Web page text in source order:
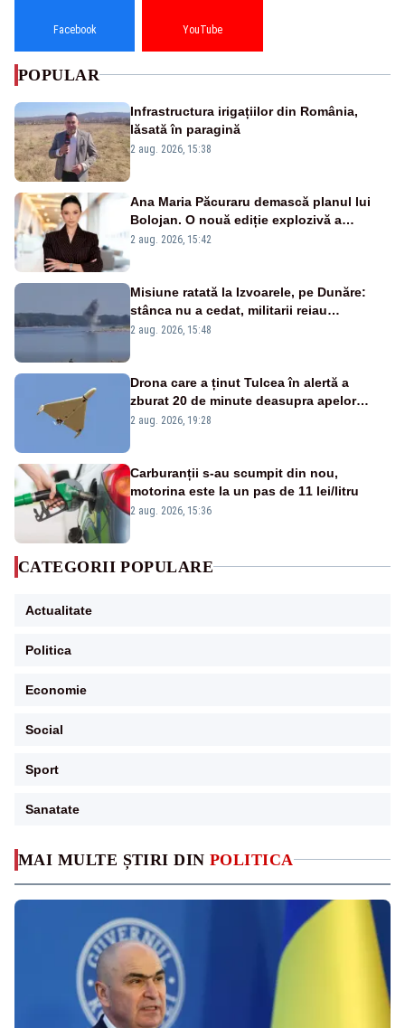
MAI MULTE ȘTIRI DIN POLITICA
Facebook YouTube
POPULAR
Infrastructura irigațiilor din România,
lăsată în paragină
2 aug. 2026, 15:38
Ana Maria Păcuraru demască planul lui
Bolojan. O nouă ediție explozivă a
emisiunii „Miza Zilei” la Realitatea PLUS
2 aug. 2026, 15:42
Misiune ratată la Izvoarele, pe Dunăre:
stânca nu a cedat, militarii reiau
detonările luni – VIDEO
2 aug. 2026, 15:48
Drona care a ținut Tulcea în alertă a
zburat 20 de minute deasupra apelor
României. Au fost ridicate două F-16
2 aug. 2026, 19:28
Carburanții s-au scumpit din nou,
motorina este la un pas de 11 lei/litru
2 aug. 2026, 15:36
CATEGORII POPULARE
Actualitate
Politica
Economie
Social
Sport
Sanatate